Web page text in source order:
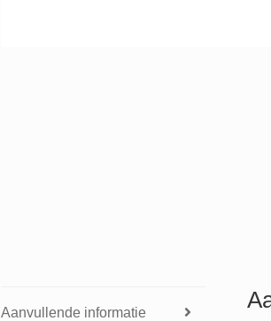
Aanvullende informatie